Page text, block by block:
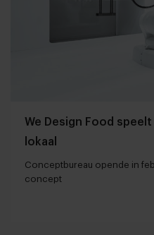
We Design Food
lokaal
Conceptbureau opende in
concept